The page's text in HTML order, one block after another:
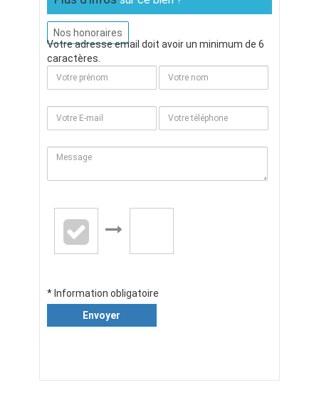
Nos honoraires
Votre adresse email doit avoir un minimum de 6
caractères.
* Information obligatoire
Envoyer